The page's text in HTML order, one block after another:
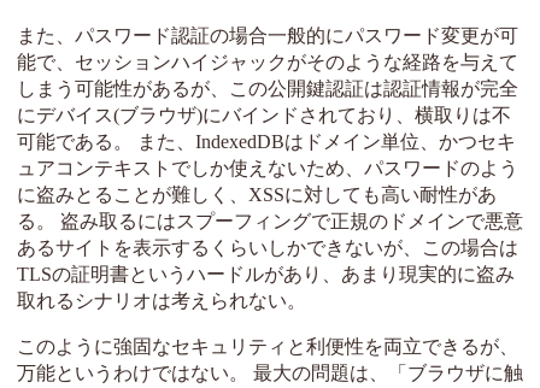
また、パスワード認証の場合一般的にパスワード変更が可
能で、セッションハイジャックがそのような経路を与えて
しまう可能性があるが、この公開鍵認証は認証情報が完全
にデバイス(ブラウザ)にバインドされており、横取りは不
可能である。 また、IndexedDBはドメイン単位、かつセキ
ュアコンテキストでしか使えないため、パスワードのよう
に盗みとることが難しく、XSSに対しても高い耐性があ
る。 盗み取るにはスプーフィングで正規のドメインで悪意
あるサイトを表示するくらいしかできないが、この場合は
TLSの証明書というハードルがあり、あまり現実的に盗み
取れるシナリオは考えられない。
このように強固なセキュリティと利便性を両立できるが、
万能というわけではない。 最大の問題は、「ブラウザに触